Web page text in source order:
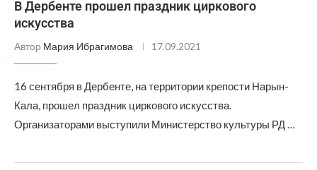
В Дербенте прошел праздник циркового
искусства
Автор Мария Ибрагимова 17.09.2021
16 сентября в Дербенте, на территории крепости Нарын-
Кала, прошел праздник циркового искусства.
Организаторами выступили Министерство культуры РД …